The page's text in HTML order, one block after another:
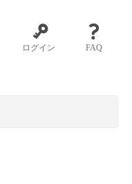
ログイン FAQ